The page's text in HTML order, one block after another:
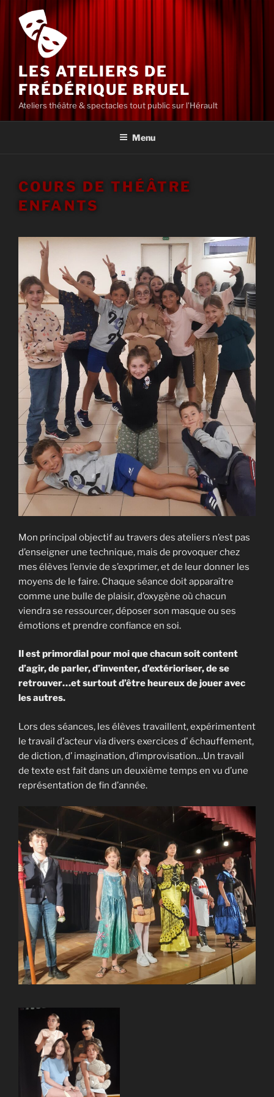
contenu
LES ATELIERS DE
FRÉDÉRIQUE BRUEL
Ateliers théâtre & spectacles tout public sur l'Hérault
Menu
COURS DE THÉÂTRE
ENFANTS
Mon principal objectif au travers des ateliers n’est pas
d’enseigner une technique, mais de provoquer chez
mes élèves l’envie de s’exprimer, et de leur donner les
moyens de le faire. Chaque séance doit apparaître
comme une bulle de plaisir, d’oxygène où chacun
viendra se ressourcer, déposer son masque ou ses
émotions et prendre confiance en soi.
Il est primordial pour moi que chacun soit content
d’agir, de parler, d’inventer, d’extérioriser, de se
retrouver…et surtout d’être heureux de jouer avec
les autres.
Lors des séances, les élèves travaillent, expérimentent
le travail d’acteur via divers exercices d’ échauffement,
de diction, d’ imagination, d’improvisation…Un travail
de texte est fait dans un deuxième temps en vu d’une
représentation de fin d’année.